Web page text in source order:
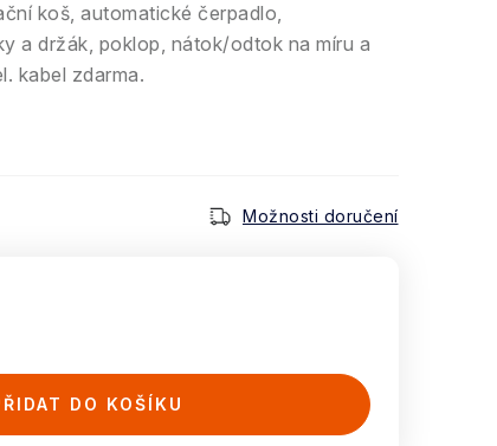
koš, automatické čerpadlo,
a držák, poklop, nátok/odtok na míru a
kabel zdarma.
Možnosti doručení
DO KOŠÍKU